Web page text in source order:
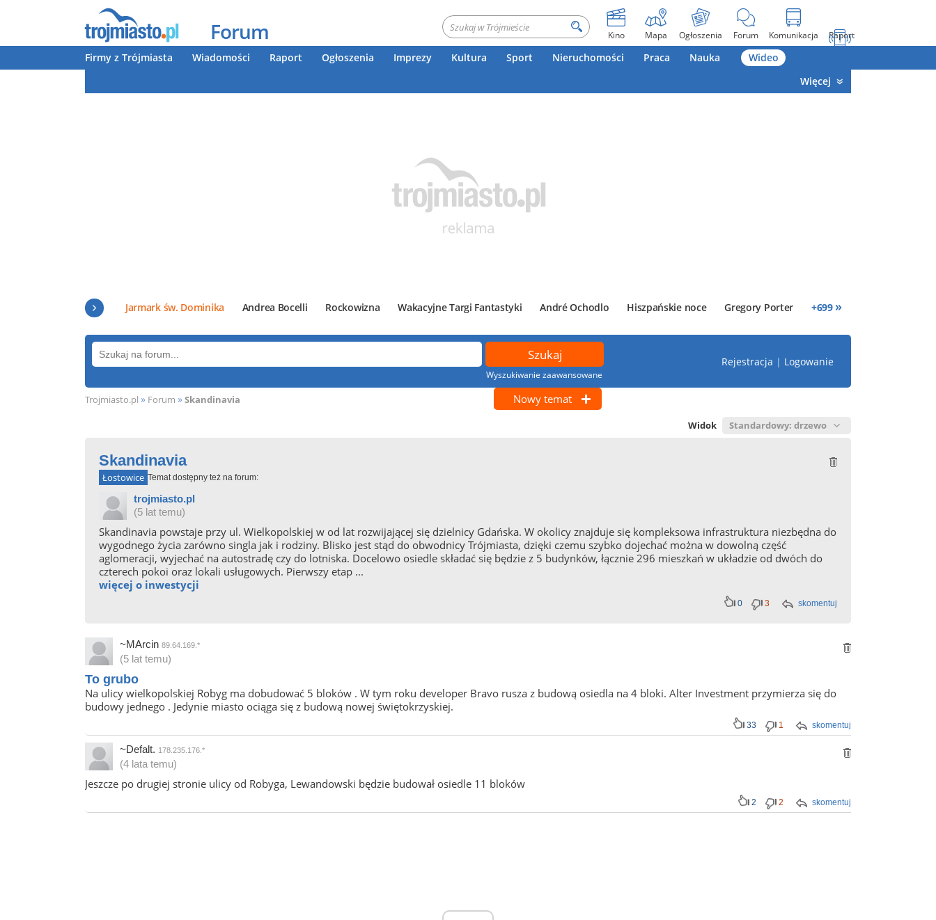
Forum Kino Mapa Ogłoszenia Forum Komunikacja Raport
Firmy z Trójmiasta Wiadomości Raport Ogłoszenia Imprezy Kultura Sport Nieruchomości Praca Nauka
Wideo
Więcej
Jarmark św. Dominika Andrea Bocelli Rockowizna Wakacyjne Targi Fantastyki André Ochodlo Hiszpańskie noce Gregory Porter +699 »
Wyszukiwanie zaawansowane
Rejestracja | Logowanie
Trojmiasto.pl » Forum » Skandinavia Nowy temat
Widok
Skandinavia
Łostowice Temat dostępny też na forum:
trojmiasto.pl
(5 lat temu)
Skandinavia powstaje przy ul. Wielkopolskiej w od lat rozwijającej się dzielnicy Gdańska. W okolicy znajduje się kompleksowa infrastruktura niezbędna do
wygodnego życia zarówno singla jak i rodziny. Blisko jest stąd do obwodnicy Trójmiasta, dzięki czemu szybko dojechać można w dowolną część
aglomeracji, wyjechać na autostradę czy do lotniska. Docelowo osiedle składać się będzie z 5 budynków, łącznie 296 mieszkań w układzie od dwóch do
czterech pokoi oraz lokali usługowych. Pierwszy etap ...
więcej o inwestycji
skomentuj
0 3
~MArcin 89.64.169.*
(5 lat temu)
To grubo
Na ulicy wielkopolskiej Robyg ma dobudować 5 bloków . W tym roku developer Bravo rusza z budową osiedla na 4 bloki. Alter Investment przymierza się do
budowy jednego . Jedynie miasto ociąga się z budową nowej świętokrzyskiej.
skomentuj
33 1
~Defalt. 178.235.176.*
(4 lata temu)
Jeszcze po drugiej stronie ulicy od Robyga, Lewandowski będzie budował osiedle 11 bloków
skomentuj
2 2